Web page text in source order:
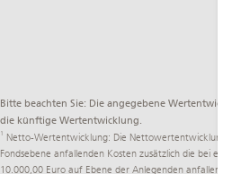
Bitte beachten Sie: Die angegebene
die künftige Wertentwicklung.
1
Netto-Wertentwicklung: Die Nettowertentwicklung
Fondsebene anfallenden Kosten zusätzlich die bei
10.000,00 Euro auf Ebene der Anlegenden anfallenden